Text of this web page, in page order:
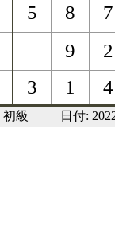
初級 日付: